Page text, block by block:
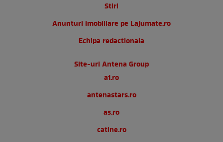
Stiri
Anunturi imobiliare pe Lajumate.ro
Echipa redactionala
Site-uri Antena Group
a1.ro
antenastars.ro
as.ro
catine.ro